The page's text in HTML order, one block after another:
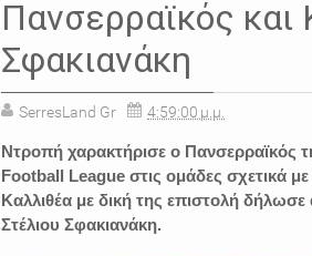
Football League
Πανσερραϊκός και
Σφακιανάκη
SerresLand Gr 4:59:00 μ.μ.
Ντροπή χαρακτήρισε ο Πανσερραϊκός
Football League στις ομάδες σχετικά
Καλλιθέα με δική της επιστολή
Στέλιου Σφακιανάκη.